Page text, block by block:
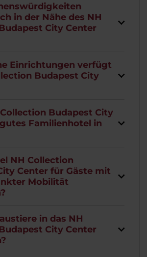
in der Nähe des NH
City Center
Einrichtungen verfügt
Budapest City
Budapest City
Familienhotel in
NH Collection
Center für Gäste mit
Mobilität
in das NH
City Center